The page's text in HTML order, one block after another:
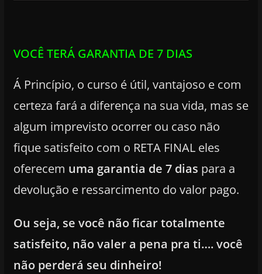
VOCÊ TERÁ GARANTIA DE 7 DIAS
Á Princípio, o curso é útil, vantajoso e com
certeza fará a diferença na sua vida, mas se
algum imprevisto ocorrer ou caso não
fique satisfeito com o RETA FINAL eles
oferecem uma garantia de 7 dias para a
devolução e ressarcimento do valor pago.
Ou seja, se você não ficar totalmente
satisfeito, não valer a pena pra ti…. você
não perderá seu dinheiro!